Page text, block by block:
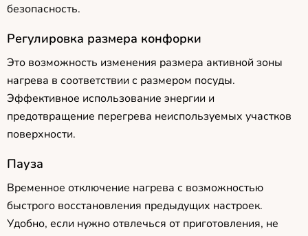
безопасность.
Регулировка размера конфорки
Это возможность изменения размера активной зоны
нагрева в соответствии с размером посуды.
Эффективное использование энергии и
предотвращение перегрева неиспользуемых участков
поверхности.
Пауза
Временное отключение нагрева с возможностью
быстрого восстановления предыдущих настроек.
Удобно, если нужно отвлечься от приготовления, не